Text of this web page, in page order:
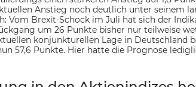
Anstieg noch deutlich unter seinem
Vom Brexit-Schock im Juli hat sich der
um 26 Punkte bisher nur teilweise
konjunkturellen Lage in Deutschland
57,6 Punkte. Hier hatte die Prognose